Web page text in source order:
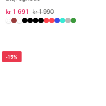
kr 1 691
kr 1 990
-15%